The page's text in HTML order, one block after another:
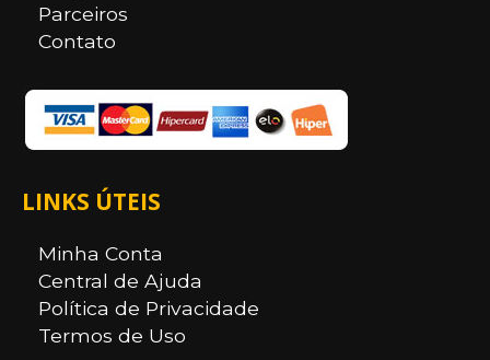
Parceiros
Contato
LINKS ÚTEIS
Minha Conta
Central de Ajuda
Política de Privacidade
Termos de Uso